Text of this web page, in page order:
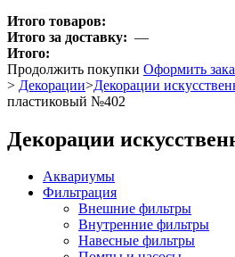
Итого товаров:
Итого за доставку: —
Итого:
Продолжить покупки Оформить
> Декорации>Декорации
пластиковый №402
Декорации
Аквариумы
Фильтрация
Внешние фильтры
Внутренние фильтры
Навесные фильтры